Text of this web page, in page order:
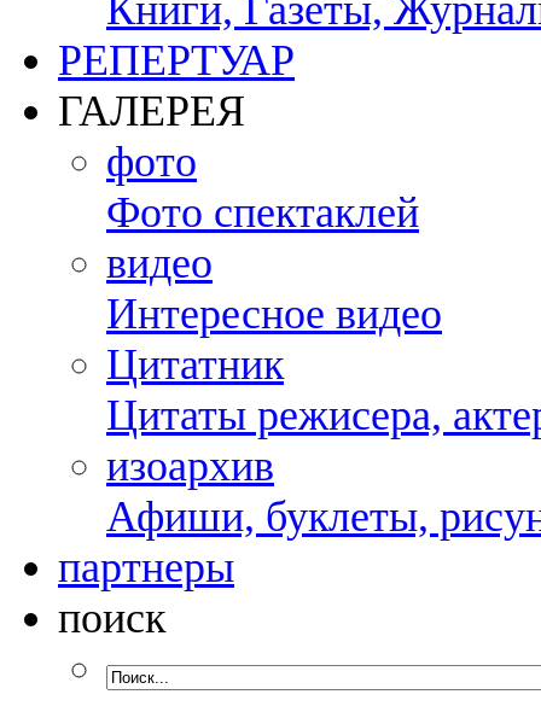
РЕПЕРТУАР
ГАЛЕРЕЯ
фото
Фото спектаклей
видео
Интересное видео
Цитатник
Цитаты режисера,
изоархив
Афиши, буклеты,
партнеры
поиск